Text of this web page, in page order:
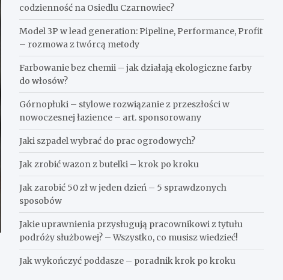
codzienność na Osiedlu Czarnowiec?
Model 3P w lead generation: Pipeline, Performance, Profit
– rozmowa z twórcą metody
Farbowanie bez chemii – jak działają ekologiczne farby
do włosów?
Górnopłuki – stylowe rozwiązanie z przeszłości w
nowoczesnej łazience – art. sponsorowany
Jaki szpadel wybrać do prac ogrodowych?
Jak zrobić wazon z butelki – krok po kroku
Jak zarobić 50 zł w jeden dzień – 5 sprawdzonych
sposobów
Jakie uprawnienia przysługują pracownikowi z tytułu
podróży służbowej? – Wszystko, co musisz wiedzieć!
Jak wykończyć poddasze – poradnik krok po kroku